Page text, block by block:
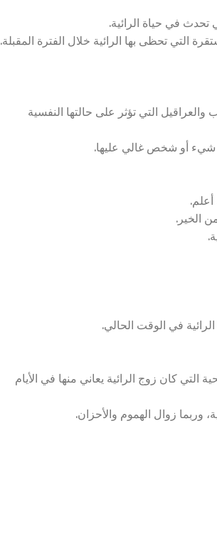
تحدث في حياة الرائية.
التي تحظى بها الرائية خلال الفترة المقبلة.
التي تؤثر على حالتها النفسية
شيء أو شخص غالي عليها.
الخير.
في الوقت الحالي.
كان زوج الرائية يعاني منها في الأيام
وربما زوال الهموم والأحزان.